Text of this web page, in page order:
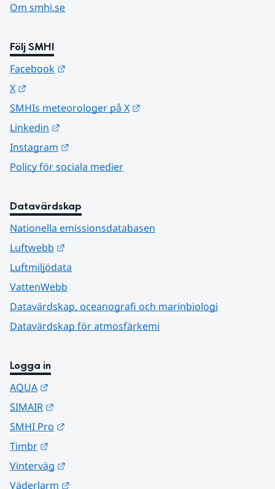
Om smhi.se
Följ SMHI
Facebook
X
SMHIs meteorologer på X
Linkedin
Instagram
Policy för sociala medier
Datavärdskap
Nationella emissionsdatabasen
Luftwebb
Luftmiljödata
VattenWebb
Datavärdskap, oceanografi och marinbiologi
Datavärdskap för atmosfärkemi
Logga in
AQUA
SIMAIR
SMHI Pro
Timbr
Vinterväg
Väderlarm